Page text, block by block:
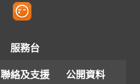
服務台
聯絡及支援
公開資料